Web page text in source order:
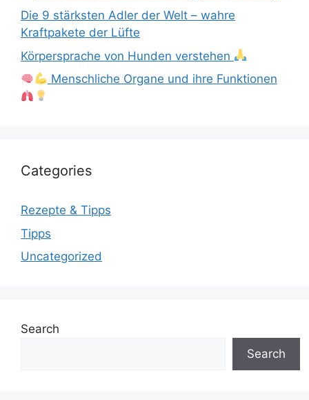
Die 9 stärksten Adler der Welt – wahre
Kraftpakete der Lüfte
Körpersprache von Hunden verstehen
Menschliche Organe und ihre Funktionen
Categories
Rezepte & Tipps
Tipps
Uncategorized
Search
Search